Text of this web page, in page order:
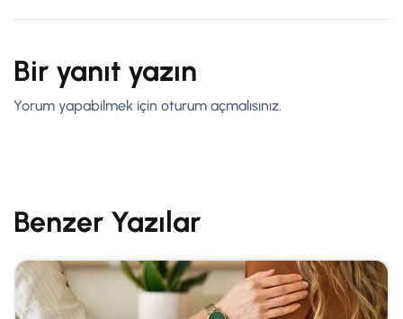
Bir yanıt yazın
Yorum yapabilmek için oturum açmalısınız.
Benzer Yazılar